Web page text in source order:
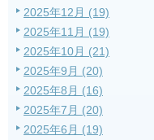
2025年12月 (19)
2025年11月 (19)
2025年10月 (21)
2025年9月 (20)
2025年8月 (16)
2025年7月 (20)
2025年6月 (19)